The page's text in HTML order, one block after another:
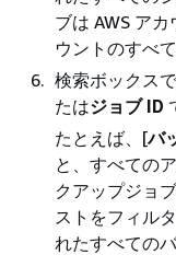
ブは AWS ア
ウントのすべ
検索ボックスで
たはジョブ ID
たとえば、[バ
と、すべての
クアップジョ
ストをフィル
れたすべての